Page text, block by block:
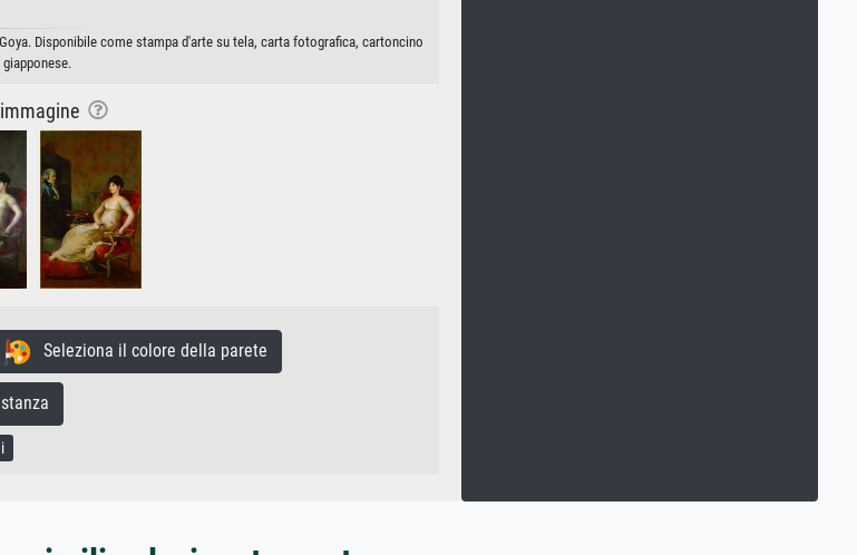
Disponibile come stampa d'arte su tela, carta fotografica, cartoncino
Seleziona il colore della parete